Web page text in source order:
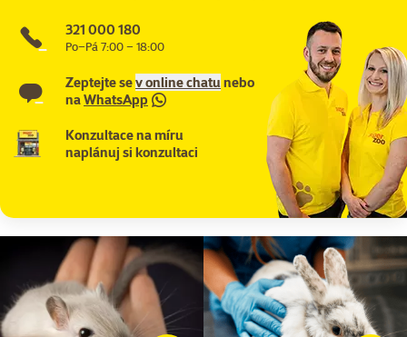
321 000 180
Po–Pá 7:00 – 18:00
Zeptejte sev online chatunebo
naWhatsApp
Konzultace na míru
naplánuj si konzultaci